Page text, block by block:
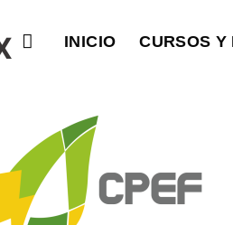
INICIO CURSOS Y